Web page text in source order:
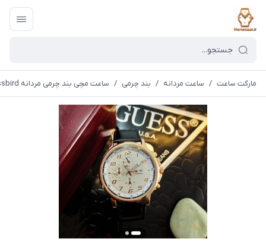
مارکت ساعت / ساعت مردانه / بند چرمی / ساعت مچی بند چرمی مردانه passbird